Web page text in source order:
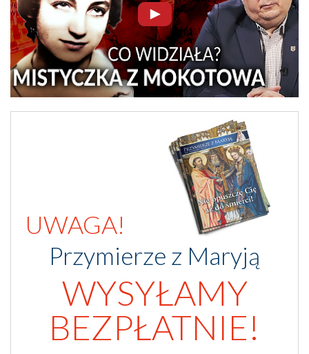
UWAGA!
Przymierze z Maryją
WYSYŁAMY
BEZPŁATNIE!